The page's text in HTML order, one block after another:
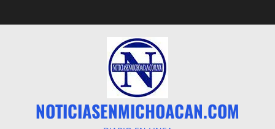
al
NOTICIASENMICHOACAN.COM